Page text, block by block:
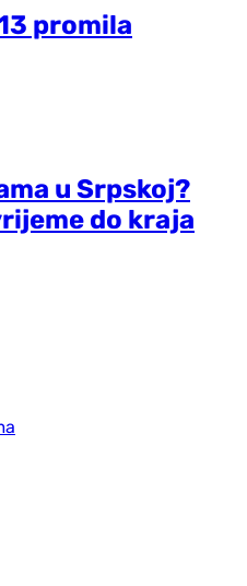
promila
u Srpskoj?
do kraja